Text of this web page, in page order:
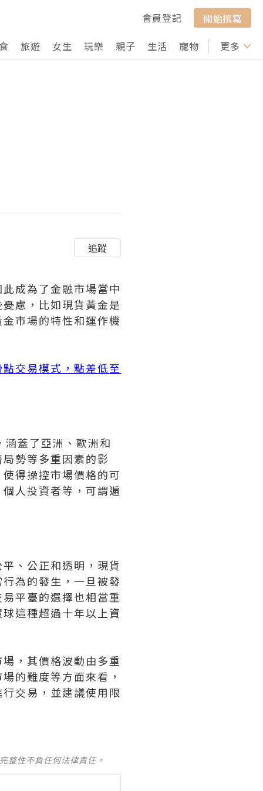
會員登記
開始撰寫
旅遊 女生 玩樂 親子 生活 寵物 行山 打卡
更多
追蹤
成為了金融市場當中
慮，比如現貨黃金是
市場的特性和運作機
交易模式，點差低至
蓋了亞洲、歐洲和
勢等多重因素的影
得操控市場價格的可
人投資者等，可謂遍
、公正和透明，現貨
為的發生，一旦被發
平臺的選擇也相當重
這種超過十年以上資
，其價格波動由多重
的難度等方面來看，
交易，並建議使用限
整性不負任何法律責任。